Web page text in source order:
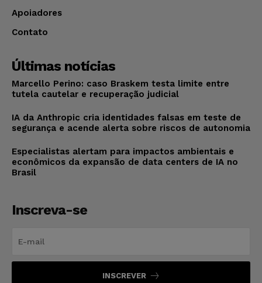
Apoiadores
Contato
Últimas notícias
Marcello Perino: caso Braskem testa limite entre
tutela cautelar e recuperação judicial
IA da Anthropic cria identidades falsas em teste de
segurança e acende alerta sobre riscos de autonomia
Especialistas alertam para impactos ambientais e
econômicos da expansão de data centers de IA no
Brasil
Inscreva-se
INSCREVER